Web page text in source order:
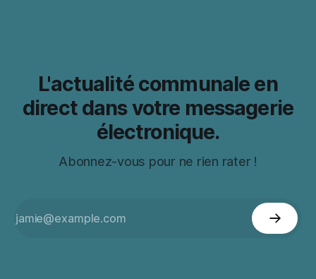
L'actualité communale en
direct dans votre messagerie
électronique.
Abonnez-vous pour ne rien rater !